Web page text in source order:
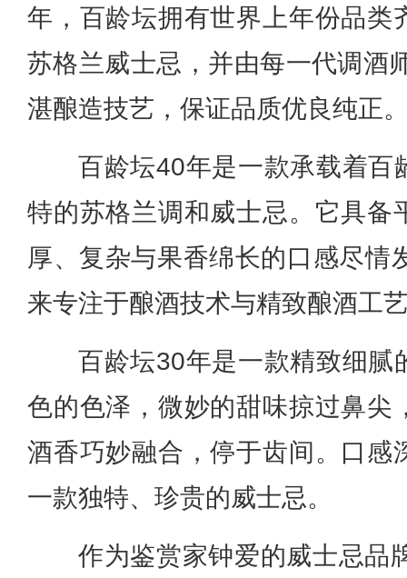
年，百龄坛拥有世界上年份品类
苏格兰威士忌，并由每一代调酒
湛酿造技艺，保证品质优良纯正
百龄坛40年是一款承载着百
特的苏格兰调和威士忌。它具备
厚、复杂与果香绵长的口感尽情
来专注于酿酒技术与精致酿酒工
百龄坛30年是一款精致细腻
色的色泽，微妙的甜味掠过鼻尖
酒香巧妙融合，停于齿间。口感
一款独特、珍贵的威士忌。
作为鉴赏家钟爱的威士忌品